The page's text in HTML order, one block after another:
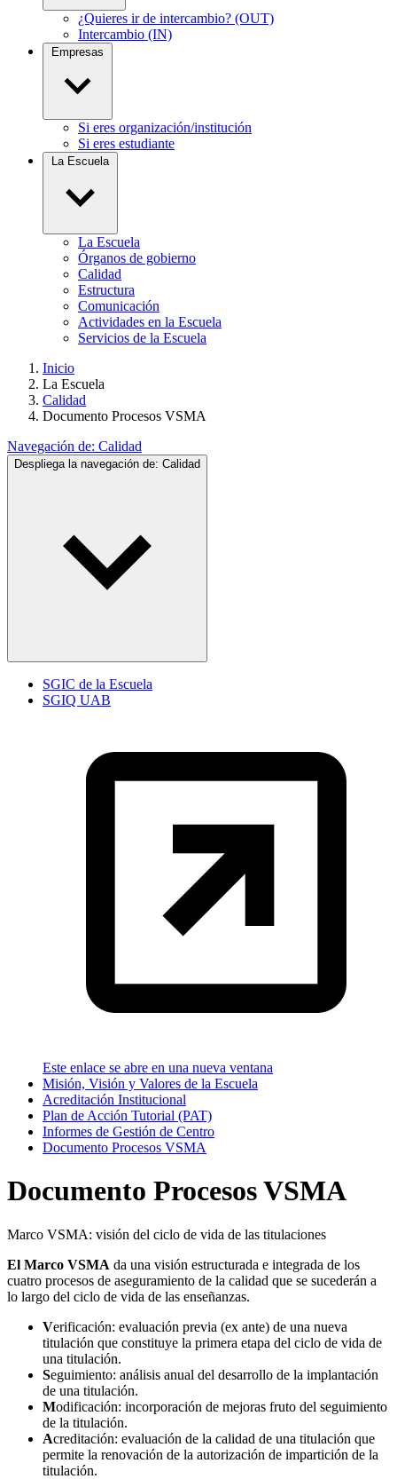
¿Quieres ir de intercambio? (OUT)
Intercambio (IN)
Empresas
Si eres organización/institución
Si eres estudiante
La Escuela
La Escuela
Órganos de gobierno
Calidad
Estructura
Comunicación
Actividades en la Escuela
Servicios de la Escuela
Inicio
La Escuela
Calidad
Documento Procesos VSMA
Navegación de: Calidad
Despliega la navegación de: Calidad
SGIC de la Escuela
SGIQ UAB
Este enlace se abre en una nueva ventana
Misión, Visión y Valores de la Escuela
Acreditación Institucional
Plan de Acción Tutorial (PAT)
Informes de Gestión de Centro
Documento Procesos VSMA
Documento Procesos VSMA
Marco VSMA: visión del ciclo de vida de las titulaciones
El Marco VSMA da una visión estructurada e integrada de los
cuatro procesos de aseguramiento de la calidad que se sucederán a
lo largo del ciclo de vida de las enseñanzas.
Verificación: evaluación previa (ex ante) de una nueva
titulación que constituye la primera etapa del ciclo de vida de
una titulación.
Seguimiento: análisis anual del desarrollo de la implantación
de una titulación.
Modificación: incorporación de mejoras fruto del seguimiento
de la titulación.
Acreditación: evaluación de la calidad de una titulación que
permite la renovación de la autorización de impartición de la
titulación.